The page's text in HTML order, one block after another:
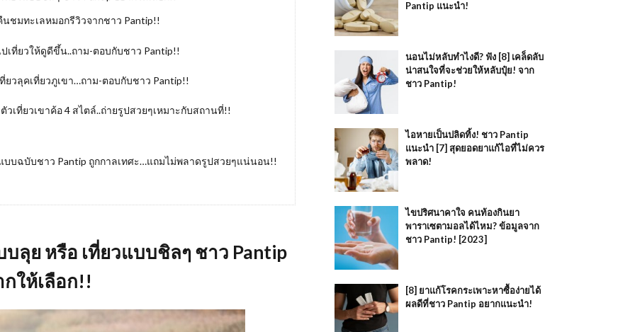
ชมทะเลหมอกรีวิวจากชาว Pantip!!
เที่ยวให้ดูดีขึ้น..ถาม-ตอบกับชาว Pantip!!
ยวลุคเที่ยวภูเขา…ถาม-ตอบกับชาว Pantip!!
เที่ยวเขาค้อ 4 สไตล์..ถ่ายรูปสวยๆเหมาะกับสถานที่!!
บฉบับชาว Pantip ถูกกาลเทศะ…แถมไม่พลาดรูปสวยๆแน่นอน!!
ลุย หรือ เที่ยวแบบชิลๆ ชาว Pantip
ให้เลือก!!
Pantip แนะนำ!
นอนไม่หลับทำไงดี? ฟัง [8] เคล็ดลับ
น่าสนใจที่จะช่วยให้หลับปุ๋ย! จาก
ชาว Pantip!
ไอหายเป็นปลิดทิ้ง! ชาว Pantip
แนะนำ [7] สุดยอดยาแก้ไอที่ไม่ควร
พลาด!
ไขปริศนาคาใจ คนท้องกินยา
พาราเซตามอลได้ไหม? ข้อมูลจาก
ชาว Pantip! [2023]
[8] ยาแก้โรคกระเพาะหาซื้อง่ายได้
ผลดีที่ชาว Pantip อยากแนะนำ!